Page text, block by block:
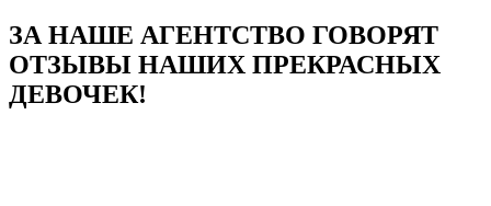
ЗА НАШЕ АГЕНТСТВО ГОВОРЯТ
ОТЗЫВЫ НАШИХ ПРЕКРАСНЫХ
ДЕВОЧЕК!